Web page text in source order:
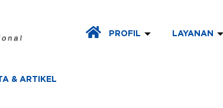
PROFIL LAYANAN
& ARTIKEL